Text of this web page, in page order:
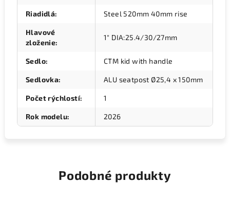
Riadidlá: Steel 520mm 40mm rise
Hlavové
zloženie:
1" DIA:25.4/30/27mm
Sedlo: CTM kid with handle
Sedlovka: ALU seatpost Ø25,4 x 150mm
Počet rýchlostí: 1
Rok modelu: 2026
Podobné produkty